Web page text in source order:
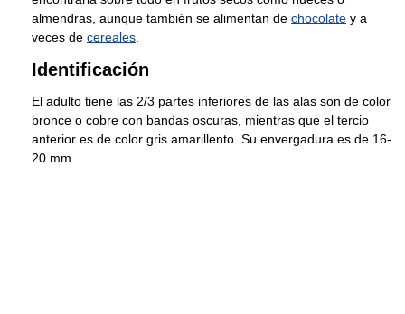
almendras, aunque también se alimentan de chocolate y a
veces de cereales
Identificación
El adulto tiene las 2/3 partes inferiores de las alas son de color
bronce o cobre con bandas oscuras, mientras que el tercio
anterior es de color gris amarillento. Su envergadura es de 16-
20 mm